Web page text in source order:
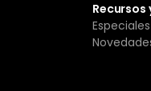
Recursos